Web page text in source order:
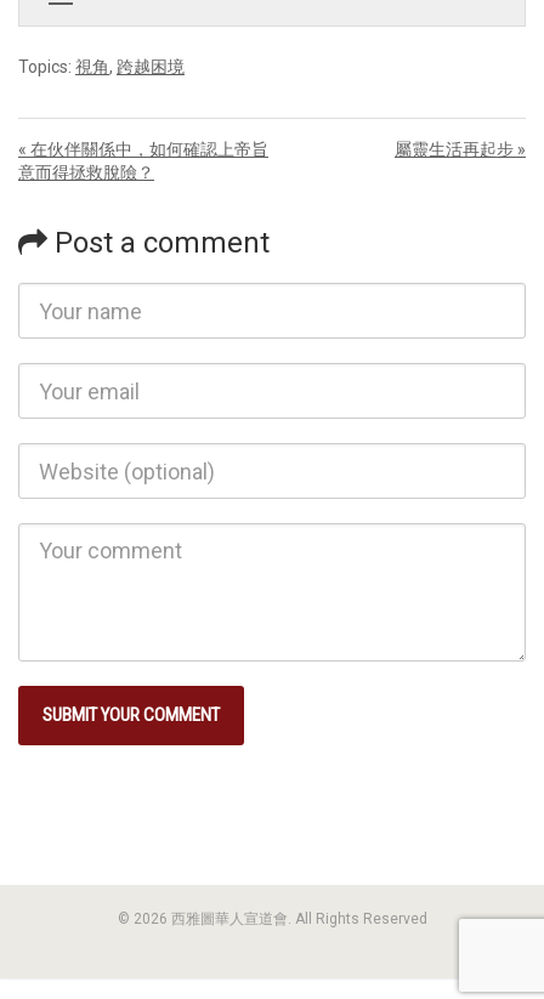
Topics: 視角, 跨越困境
« 在伙伴關係中，如何確認上帝旨
意而得拯救脫險？
屬靈生活再起步 »
Post a comment
© 2026 西雅圖華人宣道會. All Rights Reserved